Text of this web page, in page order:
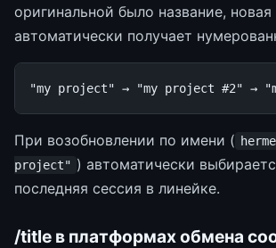
оригинальной было название, новая
автоматически получает
При возобновлении по имени (
project" ) автоматически
последняя сессия в линейке.
/title в платформах обмена